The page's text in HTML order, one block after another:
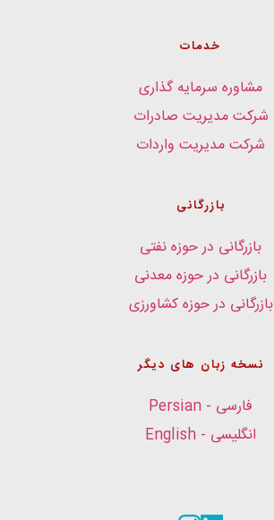
خدمات
مشاوره سرمایه گذاری
شرکت مدیریت صادرات
شرکت مدیریت واردات
بازرگانی
بازرگانی در حوزه نفتی
بازرگانی در حوزه معدنی
بازرگانی در حوزه کشاورزی
نسخه زبان های دیگر
فارسی - Persian
انگلیسی - English